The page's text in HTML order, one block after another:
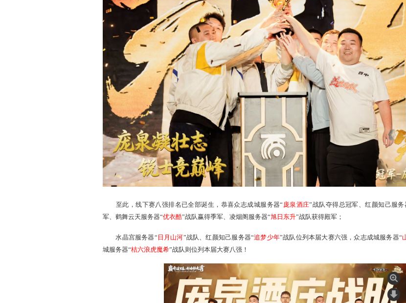
而此刻他们也用实力回应了这份支持，最终“庞泉酒庄”战队以3：1的成绩战胜红颜知